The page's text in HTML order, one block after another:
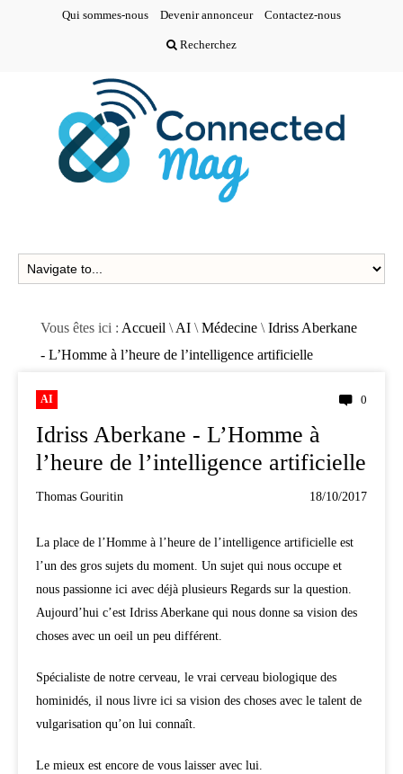
Qui sommes-nous Devenir annonceur Contactez-nous
Recherchez
Vous êtes ici : Accueil \ AI \ Médecine \ Idriss Aberkane
- L’Homme à l’heure de l’intelligence artificielle
AI 0
Idriss Aberkane - L’Homme à
l’heure de l’intelligence artificielle
Thomas Gouritin 18/10/2017
La place de l’Homme à l’heure de l’intelligence artificielle est
l’un des gros sujets du moment. Un sujet qui nous occupe et
nous passionne ici avec déjà plusieurs Regards sur la question.
Aujourd’hui c’est Idriss Aberkane qui nous donne sa vision des
choses avec un oeil un peu différent.
Spécialiste de notre cerveau, le vrai cerveau biologique des
hominidés, il nous livre ici sa vision des choses avec le talent de
vulgarisation qu’on lui connaît.
Le mieux est encore de vous laisser avec lui.